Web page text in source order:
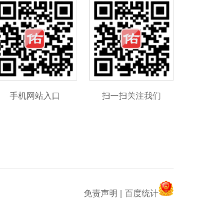
手机网站入口 扫一扫关注我们
免责声明 | 百度统计